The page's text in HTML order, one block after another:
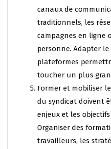
canaux de
traditionnels, les
campagnes en ligne
personne. Adapter
plateformes
toucher un plus
Former et mobiliser
du syndicat doivent
enjeux et les
Organiser des
travailleurs, les